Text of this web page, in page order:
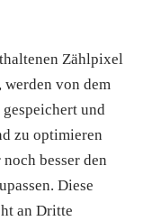
Zählpixel
werden von dem
und
zu optimieren
besser den
Diese
an Dritte